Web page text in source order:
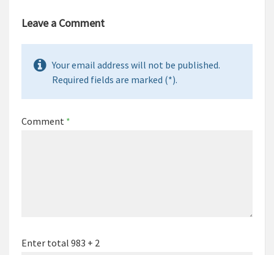
Leave a Comment
Your email address will not be published.
Required fields are marked (*).
Comment *
Enter total 983 + 2